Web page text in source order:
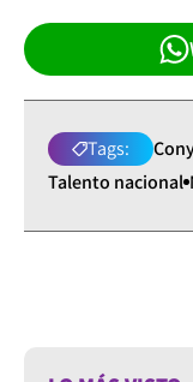
Tags:
Talento nacional